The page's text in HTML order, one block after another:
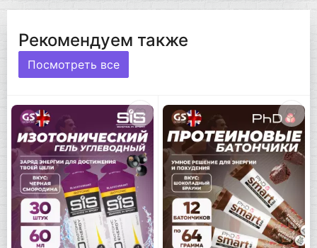
Рекомендуем также
Посмотреть все